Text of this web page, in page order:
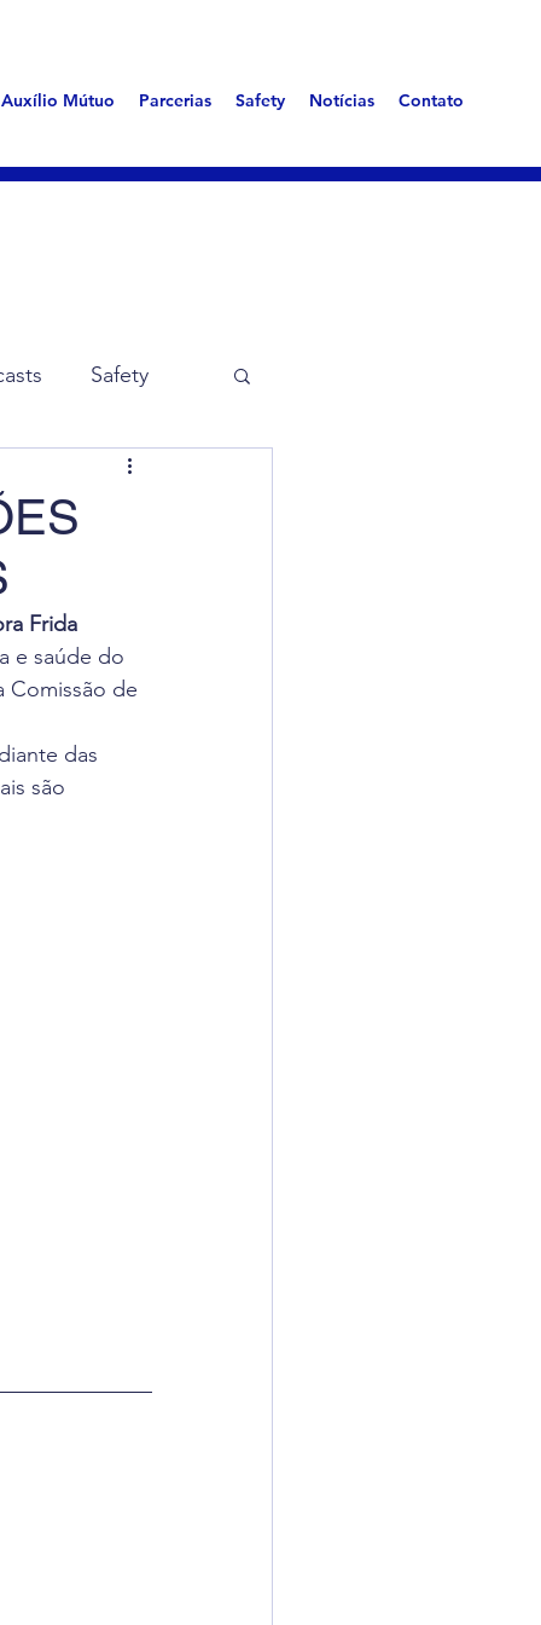
Auxílio Mútuo Parcerias Safety Notícias Contato
Safety
Aerotóxica
Frida
e saúde do
Comissão de
das
são